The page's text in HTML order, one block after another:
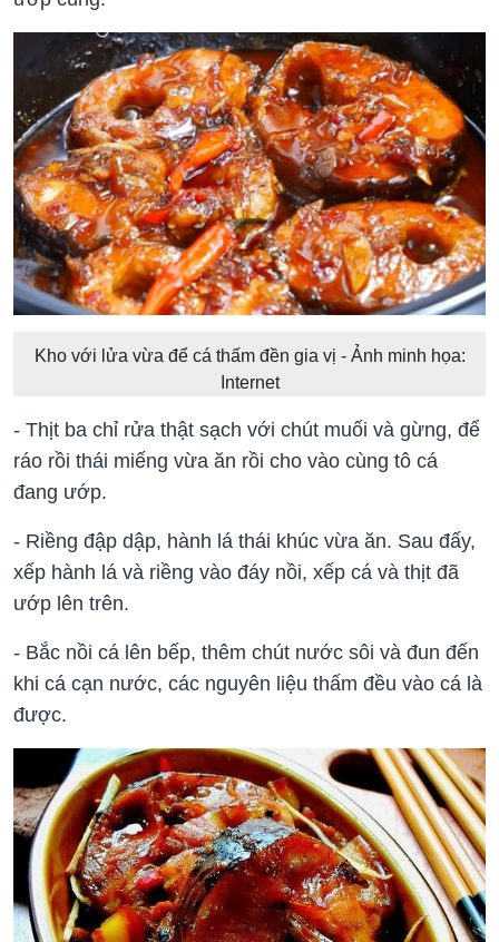
Kho với lửa vừa để cá thấm đền gia vị - Ảnh minh họa:
Internet
- Thịt ba chỉ rửa thật sạch với chút muối và gừng, để
ráo rồi thái miếng vừa ăn rồi cho vào cùng tô cá
đang ướp.
- Riềng đập dập, hành lá thái khúc vừa ăn. Sau đấy,
xếp hành lá và riềng vào đáy nồi, xếp cá và thịt đã
ướp lên trên.
- Bắc nồi cá lên bếp, thêm chút nước sôi và đun đến
khi cá cạn nước, các nguyên liệu thấm đều vào cá là
được.